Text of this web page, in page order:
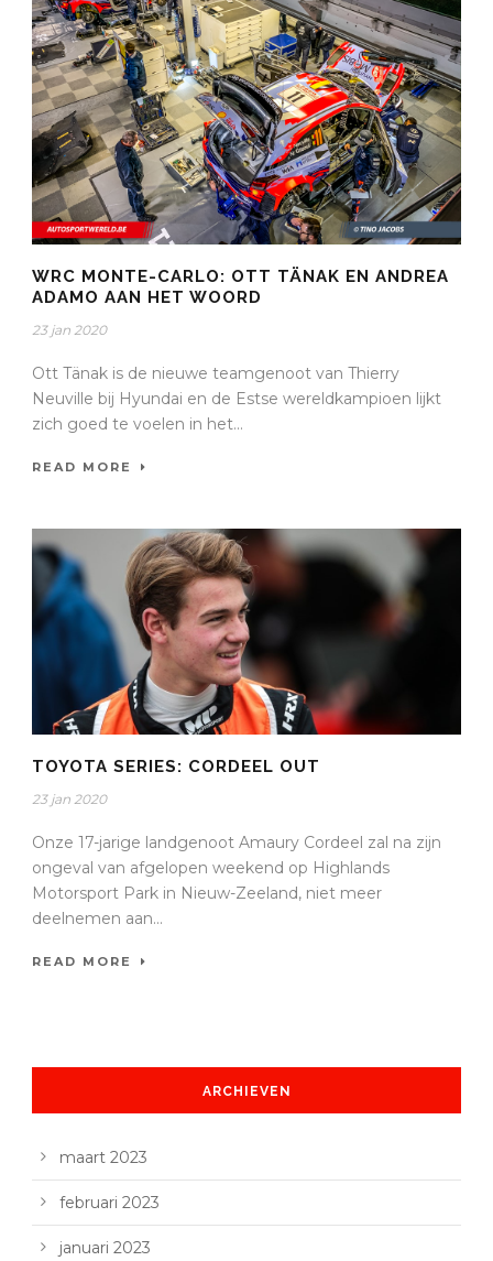
WRC MONTE-CARLO: OTT TÄNAK EN ANDREA
ADAMO AAN HET WOORD
23 jan 2020
Ott Tänak is de nieuwe teamgenoot van Thierry
Neuville bij Hyundai en de Estse wereldkampioen lijkt
zich goed te voelen in het...
READ MORE
TOYOTA SERIES: CORDEEL OUT
23 jan 2020
Onze 17-jarige landgenoot Amaury Cordeel zal na zijn
ongeval van afgelopen weekend op Highlands
Motorsport Park in Nieuw-Zeeland, niet meer
deelnemen aan...
READ MORE
ARCHIEVEN
maart 2023
februari 2023
januari 2023